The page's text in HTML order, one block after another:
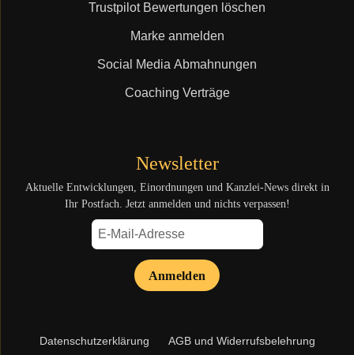
Trustpilot Bewertungen löschen
Marke anmelden
Social Media Abmahnungen
Coaching Verträge
Newsletter
Aktuelle Entwicklungen, Einordnungen und Kanzlei-News direkt in
Ihr Postfach. Jetzt anmelden und nichts verpassen!
Anmelden
Navigation
Datenschutzerklärung AGB und Widerrufsbelehrung